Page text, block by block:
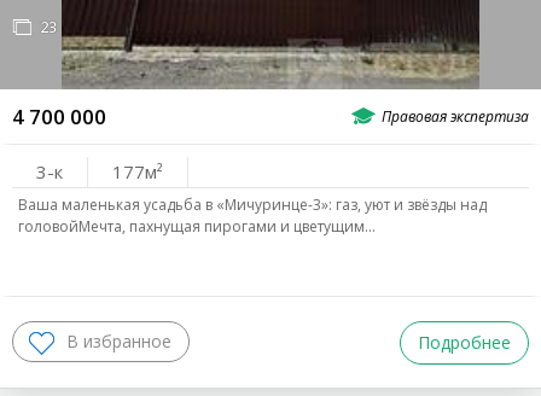
4 700 000
23
3-к 177
Ваша маленькая усадьба в «Мичуринце-3»: газ, уют и звёзды над
головойМечта, пахнущая пирогами и цветущим…
Подробнее